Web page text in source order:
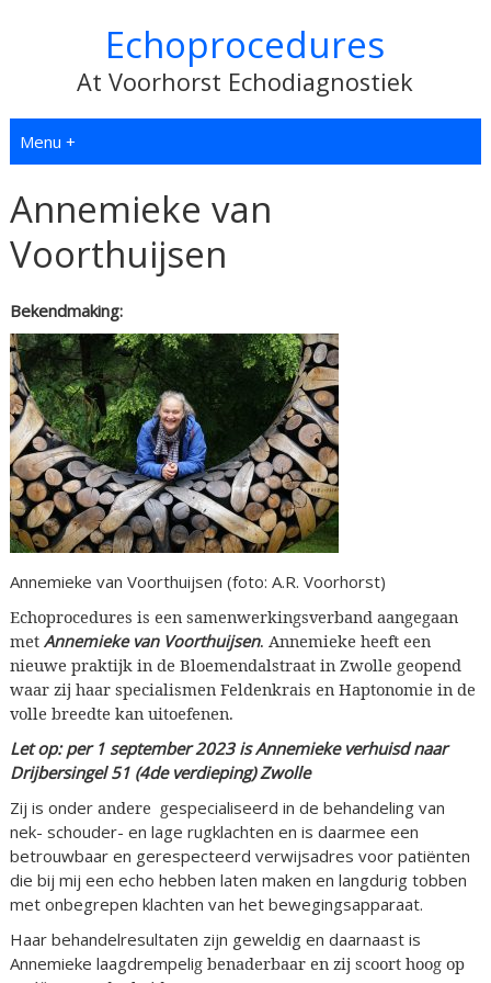
Echoprocedures
At Voorhorst Echodiagnostiek
Menu +
Annemieke van
Voorthuijsen
Bekendmaking:
Annemieke van Voorthuijsen (foto: A.R. Voorhorst)
Echoprocedures is een samenwerkingsverband aangegaan
met Annemieke van Voorthuijsen. Annemieke heeft een
nieuwe praktijk in de Bloemendalstraat in Zwolle geopend
waar zij haar specialismen Feldenkrais en Haptonomie in de
volle breedte kan uitoefenen.
Let op: per 1 september 2023 is Annemieke verhuisd naar
Drijbersingel 51 (4de verdieping) Zwolle
Zij is onderandere gespecialiseerd in de behandeling van
nek- schouder- en lage rugklachten en is daarmee een
betrouwbaar en gerespecteerd verwijsadres voor patiënten
die bij mij een echo hebben laten maken en langdurig tobben
met onbegrepen klachten van het bewegingsapparaat.
Haar behandelresultaten zijn geweldig en daarnaast is
Annemieke laagdrempelig benaderbaar en zij scoort hoog op